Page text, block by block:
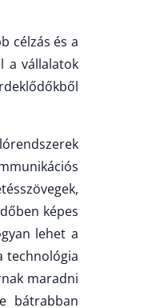
célzás és a
a vállalatok
képes
lehet a
technológia
maradni
bátrabban